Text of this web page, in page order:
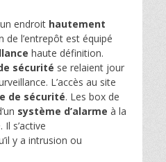
endroit hautement
de l’entrepôt est équipé
haute définition.
sécurité se relaient jour
L’accès au site
de sécurité. Les box de
système d’alarme à la
s’active
y a intrusion ou